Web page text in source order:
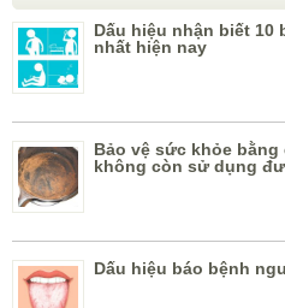
Dấu hiệu nhận biết 10
nhất hiện nay
Bảo vệ sức khỏe
không còn sử dụng
Dấu hiệu báo bệnh